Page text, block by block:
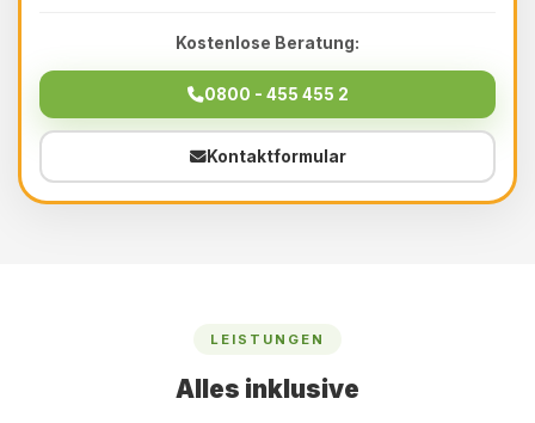
Kostenlose Beratung:
0800 - 455 455 2
Kontaktformular
LEISTUNGEN
Alles inklusive